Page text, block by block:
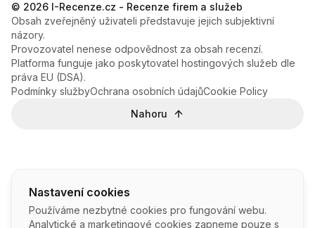
Nastavení cookies
Používáme nezbytné cookies pro fungování webu.
Analytické a marketingové cookies zapneme pouze s
© 2026 I-Recenze.cz - Recenze firem a služeb
Obsah zveřejněný uživateli představuje jejich subjektivní
názory.
Provozovatel nenese odpovědnost za obsah recenzí.
Platforma funguje jako poskytovatel hostingových služeb dle
práva EU (DSA).
Podmínky službyOchrana osobních údajůCookie Policy
Nahoru